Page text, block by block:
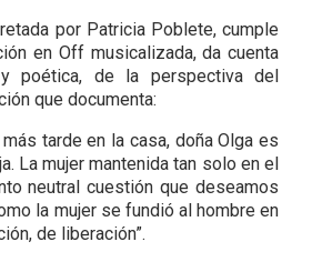
por Patricia Poblete, cumple
en Off musicalizada, da cuenta
poética, de la perspectiva del
que documenta:
tarde en la casa, doña Olga es
La mujer mantenida tan solo en el
neutral cuestión que deseamos
la mujer se fundió al hombre en
de liberación”.